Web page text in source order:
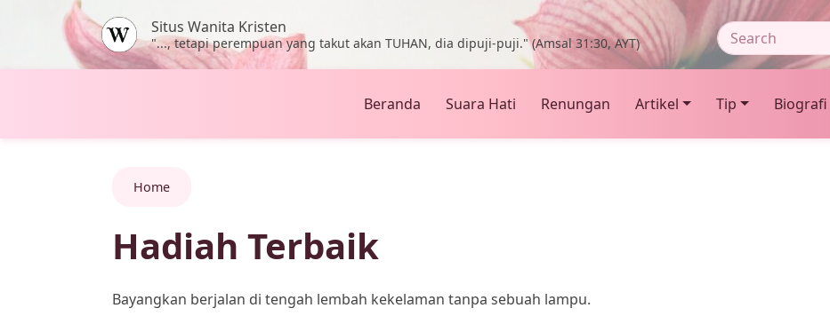
Skip to main content
Situs Wanita Kristen
"..., tetapi perempuan yang takut akan TUHAN, dia dipuji-puji." (Amsal 31:30, AYT)
Beranda Suara Hati Renungan Artikel Tip Biografi
Home
Hadiah Terbaik
Bayangkan berjalan di tengah lembah kekelaman tanpa sebuah lampu.